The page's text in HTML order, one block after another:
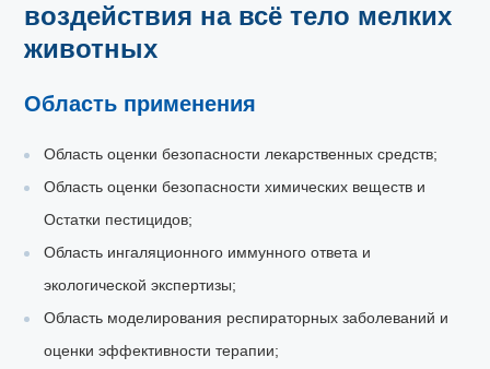
воздействия на всё тело мелких
животных
Область применения
Область оценки безопасности лекарственных средств;
Область оценки безопасности химических веществ и
Остатки пестицидов;
Область ингаляционного иммунного ответа и
экологической экспертизы;
Область моделирования респираторных заболеваний и
оценки эффективности терапии;